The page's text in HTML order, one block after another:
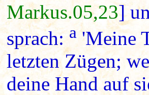
Markus.05,23]
sprach: a 'Meine
letzten Zügen;
deine Hand auf